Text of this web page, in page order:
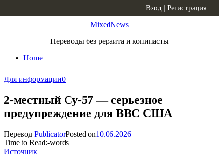
MixedNews
Переводы без рерайта и копипасты
Home
Вход | Регистрация
Для информации0
2-местный Су-57 — серьезное
предупреждение для ВВС США
Перевод PublicatorPosted on10.06.2026
Time to Read:-words
Источник